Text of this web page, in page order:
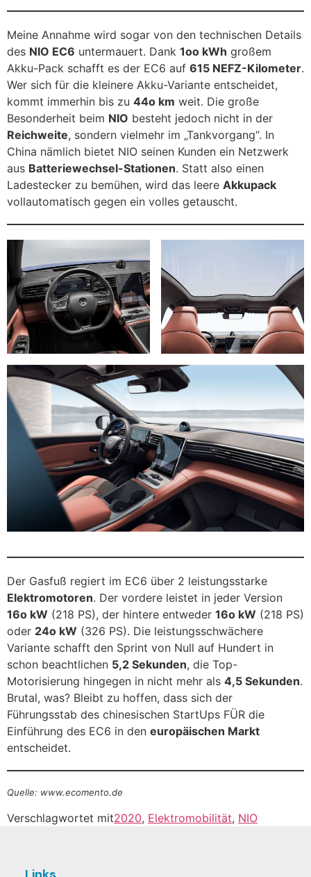
Meine Annahme wird sogar von den technischen Details
des NIO EC6 untermauert. Dank 1oo kWh großem
Akku-Pack schafft es der EC6 auf 615 NEFZ-Kilometer.
Wer sich für die kleinere Akku-Variante entscheidet,
kommt immerhin bis zu 44o km weit. Die große
Besonderheit beim NIO besteht jedoch nicht in der
Reichweite, sondern vielmehr im „Tankvorgang“. In
China nämlich bietet NIO seinen Kunden ein Netzwerk
aus Batteriewechsel-Stationen. Statt also einen
Ladestecker zu bemühen, wird das leere Akkupack
vollautomatisch gegen ein volles getauscht.
Der Gasfuß regiert im EC6 über 2 leistungsstarke
Elektromotoren. Der vordere leistet in jeder Version
16o kW (218 PS), der hintere entweder 16o kW (218 PS)
oder 24o kW (326 PS). Die leistungsschwächere
Variante schafft den Sprint von Null auf Hundert in
schon beachtlichen 5,2 Sekunden, die Top-
Motorisierung hingegen in nicht mehr als 4,5 Sekunden.
Brutal, was? Bleibt zu hoffen, dass sich der
Führungsstab des chinesischen StartUps FÜR die
Einführung des EC6 in den europäischen Markt
entscheidet.
Quelle: www.ecomento.de
Verschlagwortet mit2020, Elektromobilität, NIO